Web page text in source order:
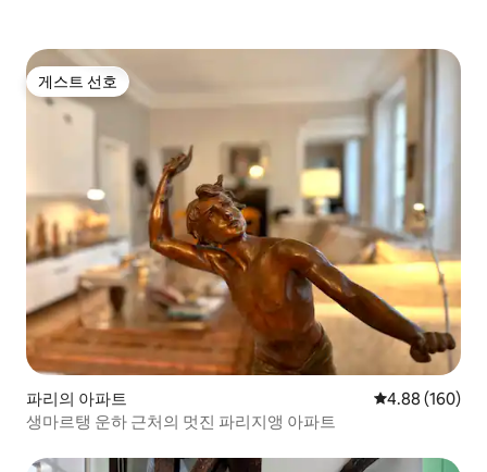
게스트 선호
게스트 선호
파리의 아파트 평점 4.88점(5
4.88 (160)
생마르탱 운하 근처의 멋진 파리지앵 아파트